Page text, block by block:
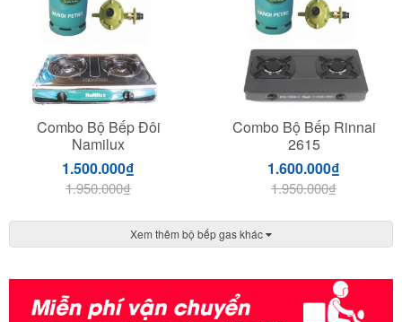
Combo Bộ Bếp Đôi
Namilux
1.950.000₫
1.500.000₫
Combo Bộ Bếp Rinnai
2615
1.950.000₫
1.600.000₫
Xem thêm bộ bếp gas khác